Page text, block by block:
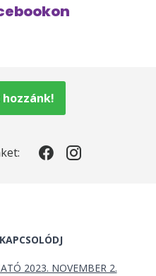
KAPCSOLÓDJ
2023. NOVEMBER 2.